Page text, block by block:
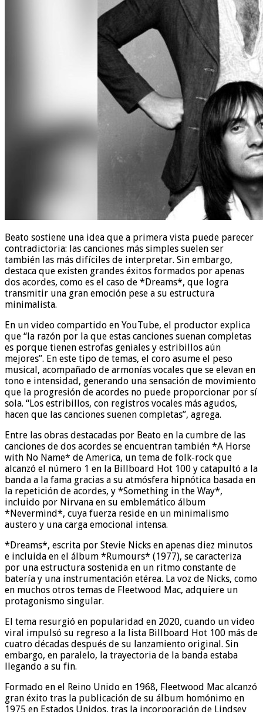
Beato sostiene una idea que a primera vista puede parecer
contradictoria: las canciones más simples suelen ser
también las más difíciles de interpretar. Sin embargo,
destaca que existen grandes éxitos formados por apenas
dos acordes, como es el caso de *Dreams*, que logra
transmitir una gran emoción pese a su estructura
minimalista.
En un video compartido en YouTube, el productor explica
que “la razón por la que estas canciones suenan completas
es porque tienen estrofas geniales y estribillos aún
mejores”. En este tipo de temas, el coro asume el peso
musical, acompañado de armonías vocales que se elevan en
tono e intensidad, generando una sensación de movimiento
que la progresión de acordes no puede proporcionar por sí
sola. “Los estribillos, con registros vocales más agudos,
hacen que las canciones suenen completas”, agrega.
Entre las obras destacadas por Beato en la cumbre de las
canciones de dos acordes se encuentran también *A Horse
with No Name* de America, un tema de folk-rock que
alcanzó el número 1 en la Billboard Hot 100 y catapultó a la
banda a la fama gracias a su atmósfera hipnótica basada en
la repetición de acordes, y *Something in the Way*,
incluido por Nirvana en su emblemático álbum
*Nevermind*, cuya fuerza reside en un minimalismo
austero y una carga emocional intensa.
*Dreams*, escrita por Stevie Nicks en apenas diez minutos
e incluida en el álbum *Rumours* (1977), se caracteriza
por una estructura sostenida en un ritmo constante de
batería y una instrumentación etérea. La voz de Nicks, como
en muchos otros temas de Fleetwood Mac, adquiere un
protagonismo singular.
El tema resurgió en popularidad en 2020, cuando un video
viral impulsó su regreso a la lista Billboard Hot 100 más de
cuatro décadas después de su lanzamiento original. Sin
embargo, en paralelo, la trayectoria de la banda estaba
llegando a su fin.
Formado en el Reino Unido en 1968, Fleetwood Mac alcanzó
gran éxito tras la publicación de su álbum homónimo en
1975 en Estados Unidos, tras la incorporación de Lindsey